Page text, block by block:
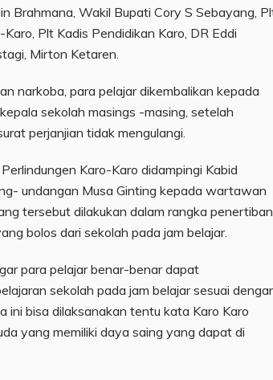
Brahmana, Wakil Bupati Cory S Sebayang,
Plt Kadis Pendidikan Karo, DR Eddi
Mirton Ketaren.
narkoba, para pelajar dikembalikan kepada
sekolah masings -masing, setelah
perjanjian tidak mengulangi.
Karo-Karo didampingi Kabid
undangan Musa Ginting kepada wartawan
tersebut dilakukan dalam rangka penertiban
bolos dari sekolah pada jam belajar.
para pelajar benar-benar dapat
sekolah pada jam belajar sesuai
ini bisa dilaksanakan tentu kata Karo Karo
yang memiliki daya saing yang dapat di